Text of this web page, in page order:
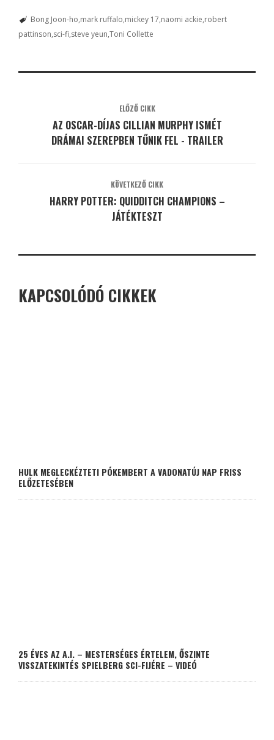
Bong Joon-ho mark ruffalo mickey 17 naomi ackie robert
pattinson sci-fi steve yeun Toni Collette
ELŐZŐ CIKK
AZ OSCAR-DÍJAS CILLIAN MURPHY ISMÉT
DRÁMAI SZEREPBEN TŰNIK FEL - TRAILER
KÖVETKEZŐ CIKK
HARRY POTTER: QUIDDITCH CHAMPIONS –
JÁTÉKTESZT
KAPCSOLÓDÓ CIKKEK
HULK MEGLECKÉZTETI PÓKEMBERT A VADONATÚJ NAP FRISS
ELŐZETESÉBEN
25 ÉVES AZ A.I. – MESTERSÉGES ÉRTELEM, ŐSZINTE
VISSZATEKINTÉS SPIELBERG SCI-FIJÉRE – VIDEÓ